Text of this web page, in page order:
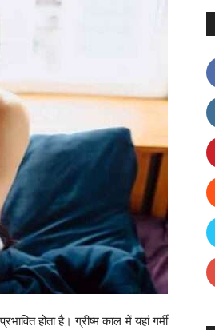
होता है। ग्रीष्म काल में यहां गर्मी